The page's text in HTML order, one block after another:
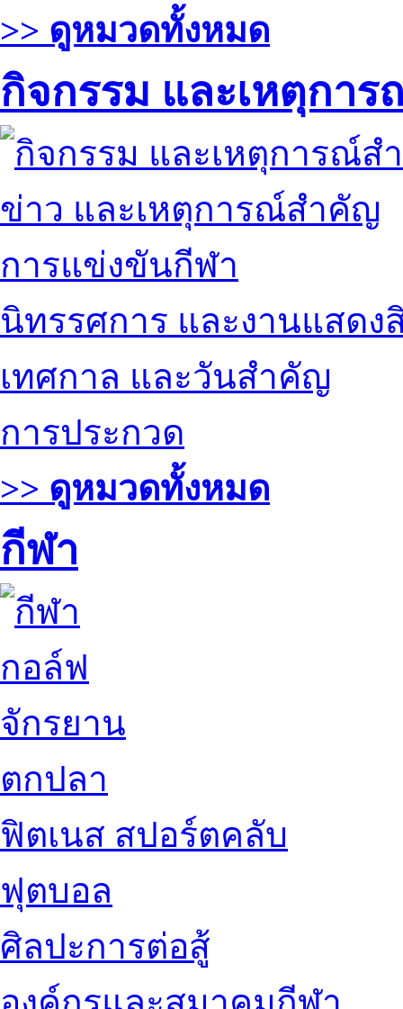
>> ดูหมวดทั้งหมด
กิจกรรม และเหตุกา
ข่าว และเหตุการณ์สำคัญ
การแข่งขันกีฬา
นิทรรศการ และงานแสดง
เทศกาล และวันสำคัญ
การประกวด
>> ดูหมวดทั้งหมด
กีฬา
กอล์ฟ
จักรยาน
ตกปลา
ฟิตเนส สปอร์ตคลับ
ฟุตบอล
ศิลปะการต่อสู้